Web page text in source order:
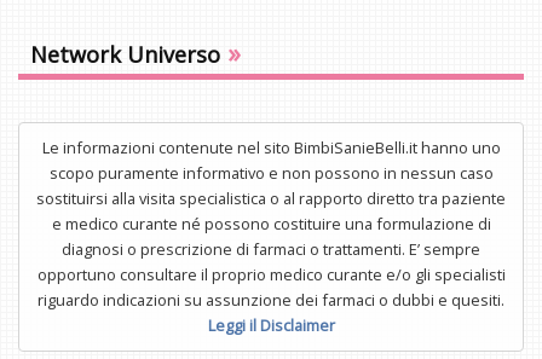
Network Universo »
Le informazioni contenute nel sito BimbiSanieBelli.it hanno uno
scopo puramente informativo e non possono in nessun caso
sostituirsi alla visita specialistica o al rapporto diretto tra paziente
e medico curante né possono costituire una formulazione di
diagnosi o prescrizione di farmaci o trattamenti. E’ sempre
opportuno consultare il proprio medico curante e/o gli specialisti
riguardo indicazioni su assunzione dei farmaci o dubbi e quesiti.
Leggi il Disclaimer